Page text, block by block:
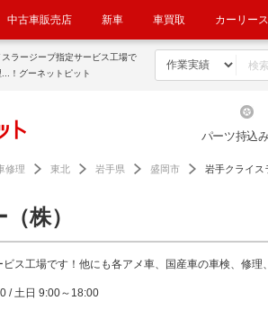
中古車販売店 新車 車買取 カーリース
ラージープ指定サービス工場で
！グーネットピット
パーツ持込
修理 東北 岩手県 盛岡市 岩手クライス
株）
ス工場です！他にも各アメ車、国産車の車検、修理
/ 土日 9:00～18:00